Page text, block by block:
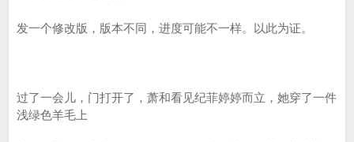
发一个修改版，版本不同，进度可能不一样。以此为证。
过了一会儿，门打开了，萧和看见纪菲婷婷而立，她穿了一件
浅绿色羊毛上